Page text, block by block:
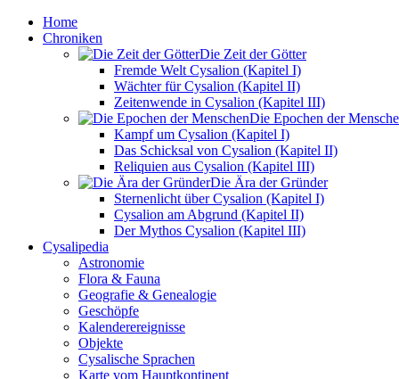
Home
Chroniken
Die Zeit der Götter
Fremde Welt Cysalion (Kapitel I)
Wächter für Cysalion (Kapitel II)
Zeitenwende in Cysalion (Kapitel III)
Die Epochen der
Kampf um Cysalion (Kapitel I)
Das Schicksal von Cysalion (Kapitel II)
Reliquien aus Cysalion (Kapitel III)
Die Ära der Gründer
Sternenlicht über Cysalion (Kapitel I)
Cysalion am Abgrund (Kapitel II)
Der Mythos Cysalion (Kapitel III)
Cysalipedia
Astronomie
Flora & Fauna
Geografie & Genealogie
Geschöpfe
Kalenderereignisse
Objekte
Cysalische Sprachen
Karte vom Hauptkontinent